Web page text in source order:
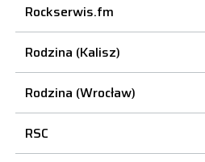
Rockserwis.fm
Rodzina (Kalisz)
Rodzina (Wrocław)
RSC